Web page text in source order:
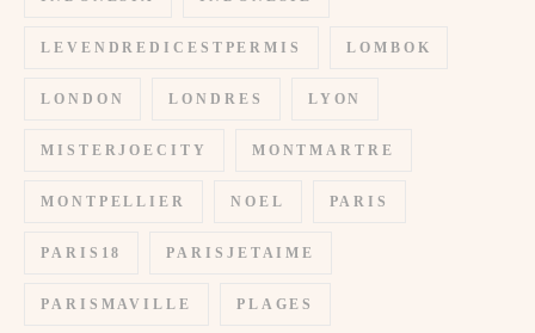
LEVENDREDICESTPERMIS LOMBOK
LONDON LONDRES LYON
MISTERJOECITY MONTMARTRE
MONTPELLIER NOEL PARIS
PARIS18 PARISJETAIME
PARISMAVILLE PLAGES